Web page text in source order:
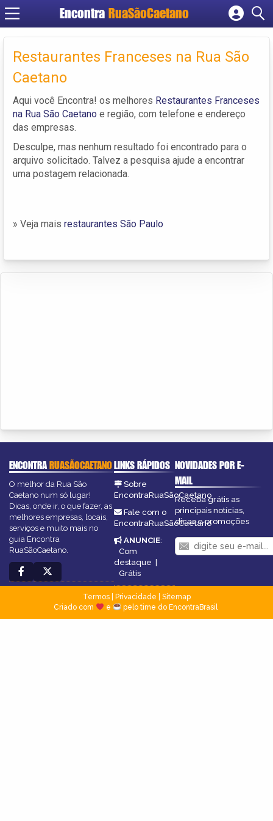
Encontra RuaSãoCaetano
Cadastrar empresa
Criar conta
Restaurantes Franceses na Rua São
Caetano
Aqui você Encontra! os melhores Restaurantes Franceses
na Rua São Caetano e região, com telefone e endereço
das empresas.
Desculpe, mas nenhum resultado foi encontrado para o
arquivo solicitado. Talvez a pesquisa ajude a encontrar
uma postagem relacionada.
» Veja mais restaurantes São Paulo
ENCONTRARUASÃOCAETANO
O melhor da Rua São
Caetano num só lugar!
Dicas, onde ir, o que fazer, as
melhores empresas, locais,
serviços e muito mais no
guia Encontra
RuaSãoCaetano.
LINKS RÁPIDOS
Sobre
EncontraRuaSãoCaetano
Fale com o
EncontraRuaSãoCaetano
ANUNCIE:
Com
destaque |
Grátis
NOVIDADES POR E-
MAIL
Receba grátis as
principais notícias,
dicas e promoções
Termos| Privacidade
Sitemap
Criado com
e pelo time do EncontraBrasil